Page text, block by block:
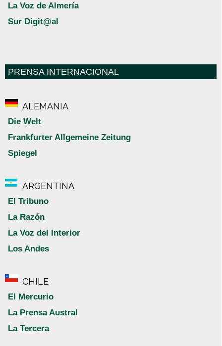
La Voz de Almería
Sur Digit@al
PRENSA INTERNACIONAL
ALEMANIA
Die Welt
Frankfurter Allgemeine Zeitung
Spiegel
ARGENTINA
El Tribuno
La Razón
La Voz del Interior
Los Andes
CHILE
El Mercurio
La Prensa Austral
La Tercera